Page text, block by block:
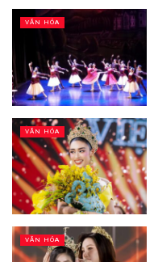
VĂN HÓA
VĂN HÓA
VĂN HÓA